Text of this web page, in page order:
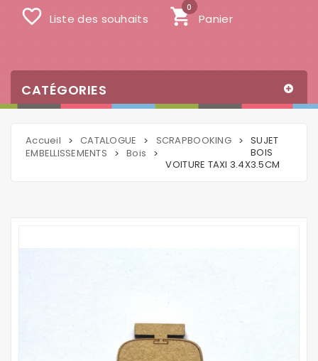
shopping_cart Panier
0
favorite_border Liste des souhaits
CATÉGORIES
Accueil > CATALOGUE > SCRAPBOOKING >
EMBELLISSEMENTS
> Bois >
SUJET
BOIS
VOITURE TAXI 3.4X3.5CM